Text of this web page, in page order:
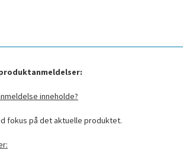
inneholde?
fokus på det aktuelle produktet.